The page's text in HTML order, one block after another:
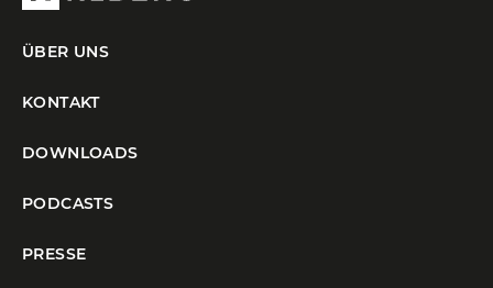
ÜBER UNS
KONTAKT
DOWNLOADS
PODCASTS
PRESSE